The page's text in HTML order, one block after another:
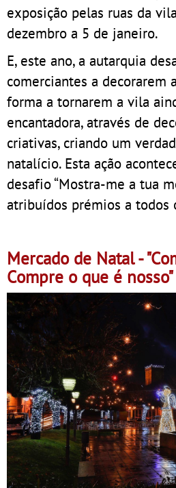
exposição pelas ruas da
dezembro a 5 de janeiro.
E, este ano, a autarquia
comerciantes a decorarem
forma a tornarem a vila
encantadora, através de
criativas, criando um
natalício. Esta ação
desafio “Mostra-me a tua
atribuídos prémios a todos
Mercado de Natal -
Compre o que é nosso"